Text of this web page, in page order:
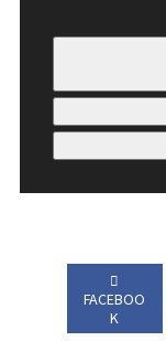
FACEBOO
K